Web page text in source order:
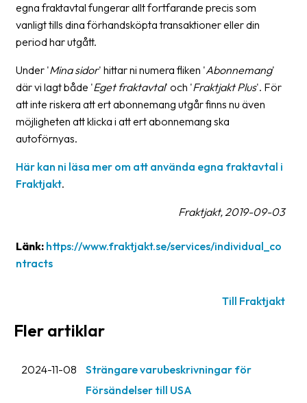
Jobb
&
Nyhetsarkiv
Kontakta
oss
Allmänna
Förbjudet
egna fraktavtal fungerar allt fortfarande precis som
vanligt tills dina förhandsköpta transaktioner eller din
period har utgått.
Under 'Mina sidor' hittar ni numera fliken 'Abonnemang'
där vi lagt både 'Eget fraktavtal' och 'Fraktjakt Plus'. För
att inte riskera att ert abonnemang utgår finns nu även
möjligheten att klicka i att ert abonnemang ska
autoförnyas.
Här kan ni läsa mer om att använda egna fraktavtal i
Fraktjakt.
Fraktjakt, 2019-09-03
Länk: https://www.fraktjakt.se/services/individual_co
ntracts
Till Fraktjakt
Fler artiklar
2024-11-08
Strängare varubeskrivningar för
Försändelser till USA